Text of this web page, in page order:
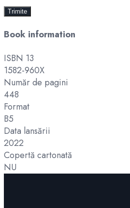
Book information
ISBN 13
1582-960X
Număr de pagini
448
Format
B5
Data lansării
2022
Copertă cartonată
NU